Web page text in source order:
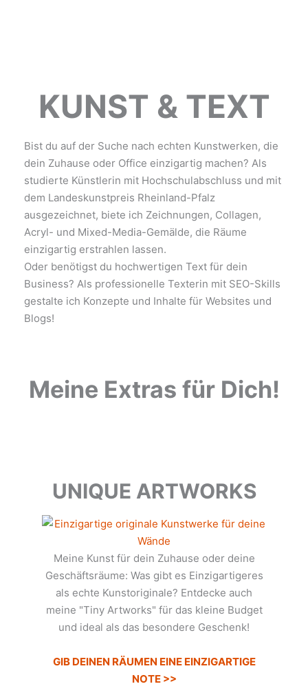
KUNST & TEXT
Bist du auf der Suche nach echten Kunstwerken, die
dein Zuhause oder Office einzigartig machen? Als
studierte Künstlerin mit Hochschulabschluss und mit
dem Landeskunstpreis Rheinland-Pfalz
ausgezeichnet, biete ich Zeichnungen, Collagen,
Acryl- und Mixed-Media-Gemälde, die Räume
einzigartig erstrahlen lassen.
Oder benötigst du hochwertigen Text für dein
Business? Als professionelle Texterin mit SEO-Skills
gestalte ich Konzepte und Inhalte für Websites und
Blogs!
Meine Extras für Dich!
UNIQUE ARTWORKS
Meine Kunst für dein Zuhause oder deine
Geschäftsräume: Was gibt es Einzigartigeres
als echte Kunstoriginale? Entdecke auch
meine "Tiny Artworks" für das kleine Budget
und ideal als das besondere Geschenk!
GIB DEINEN RÄUMEN EINE EINZIGARTIGE
NOTE >>